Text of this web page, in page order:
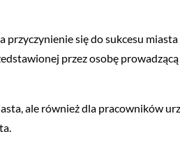
przyczynienie się do sukcesu
przez osobę
ale również dla pracowników